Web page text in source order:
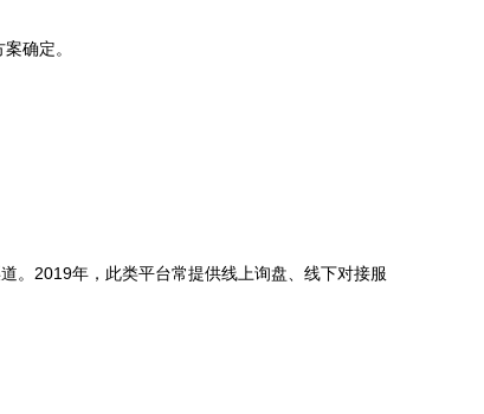
确定。
。2019年，此类平台常提供线上询盘、线下对接服